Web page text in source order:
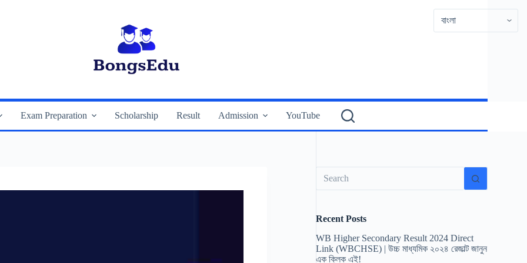
Exam Preparation Scholarship Result Admission YouTube
results
Recent Posts
WB Higher Secondary Result 2024 Direct
Link (WBCHSE) | উচ্চ মাধ্যমিক ২০২৪ রেজাল্ট জানুন
এক ক্লিক এই!